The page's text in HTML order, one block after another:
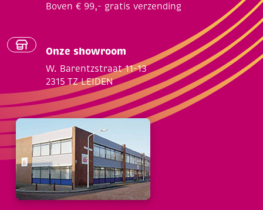
Boven € 99,- gratis verzending
Onze showroom
W. Barentzstraat 11-13
2315 TZ LEIDEN